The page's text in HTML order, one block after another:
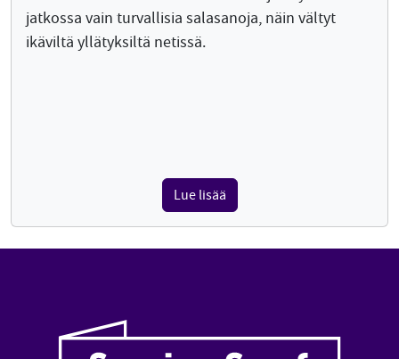
jatkossa vain turvallisia salasanoja, näin vältyt
ikäviltä yllätyksiltä netissä.
Lue lisää